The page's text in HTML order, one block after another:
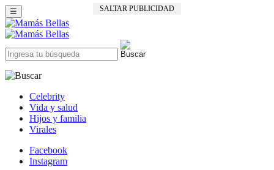
SALTAR PUBLICIDAD
☰
Celebrity
Vida y salud
Hijos y familia
Virales
Facebook
Instagram